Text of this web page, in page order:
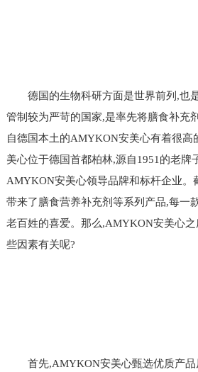
德国的生物科研方面是世界前列,也
管制较为严苛的国家,是率先将膳食补充
自德国本土的AMYKON安美心有着很高
美心位于德国首都柏林,源自1951的老牌
AMYKON安美心领导品牌和标杆企业。
带来了膳食营养补充剂等系列产品,每一
老百姓的喜爱。那么,AMYKON安美心
些因素有关呢?
首先,AMYKON安美心甄选优质产